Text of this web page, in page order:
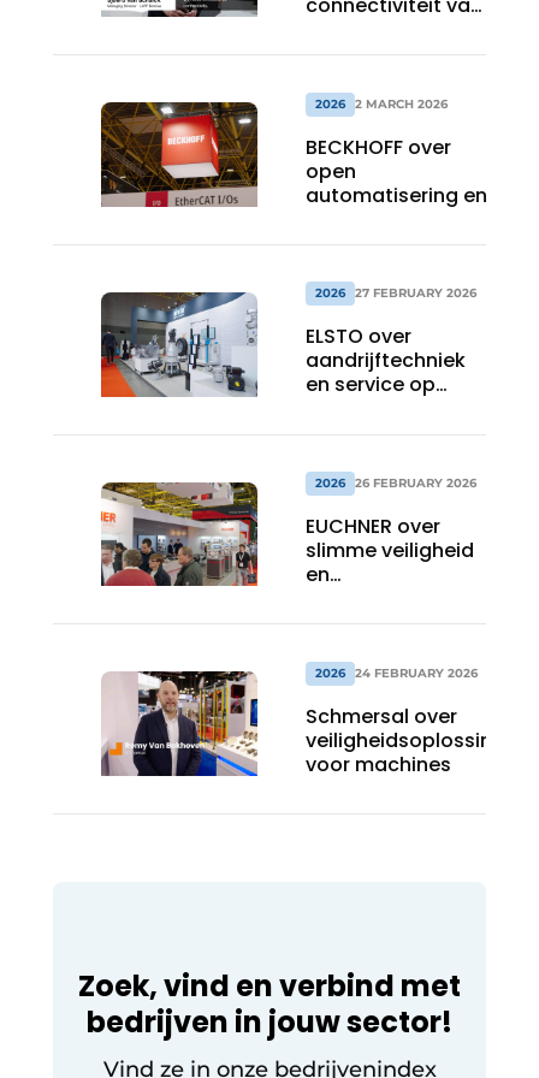
2026 2 MARCH 2026
BECKHOFF over
open
automatisering en
sturingstechnologie
2026 27 FEBRUARY 2026
ELSTO over
aandrijftechniek
en service op
2026 26 FEBRUARY 2026
EUCHNER over
slimme veiligheid
en
voor machines
2026 24 FEBRUARY 2026
Schmersal over
veiligheidsoplossingen
voor machines
Zoek, vind en verbind met
bedrijven in jouw sector!
Vind ze in onze bedrijvenindex